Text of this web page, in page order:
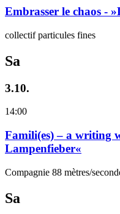
Embrasser le chaos -
collectif particules fines
Sa
3.10.
14:00
Famili(es) – a writing
Lampenfieber«
Compagnie 88 mètres/
Sa